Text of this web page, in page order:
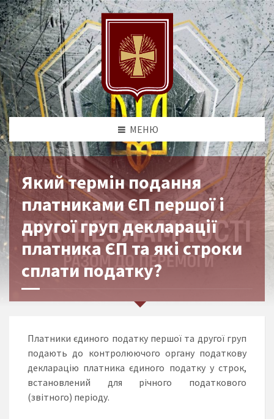
МЕНЮ
Який термін подання
платниками ЄП першої і
другої груп декларації
платника ЄП та які строки
сплати податку?
Платники єдиного податку першої та другої груп
подають до контролюючого органу податкову
декларацію платника єдиного податку у строк,
встановлений для річного податкового
(звітного) періоду.